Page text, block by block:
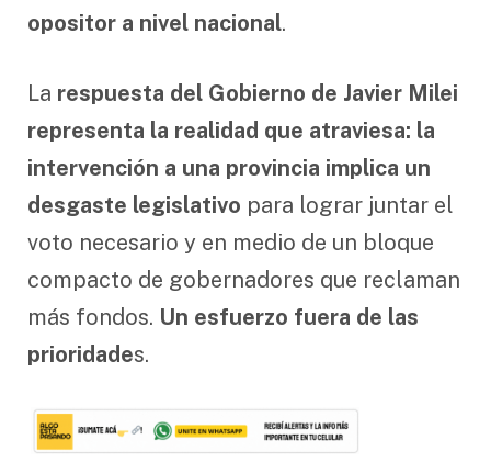
opositor a nivel nacional.
La respuesta del Gobierno de Javier Milei
representa la realidad que atraviesa: la
intervención a una provincia implica un
desgaste legislativo para lograr juntar el
voto necesario y en medio de un bloque
compacto de gobernadores que reclaman
más fondos. Un esfuerzo fuera de las
prioridades.